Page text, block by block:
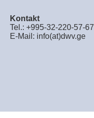
Kontakt
Tel.: +995-32-220-57-67
E-Mail: info(at)dwv.ge